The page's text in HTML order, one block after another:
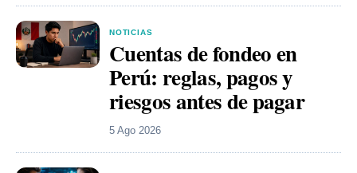
NOTICIAS
Cuentas de fondeo en
Perú: reglas, pagos y
riesgos antes de pagar
5 Ago 2026